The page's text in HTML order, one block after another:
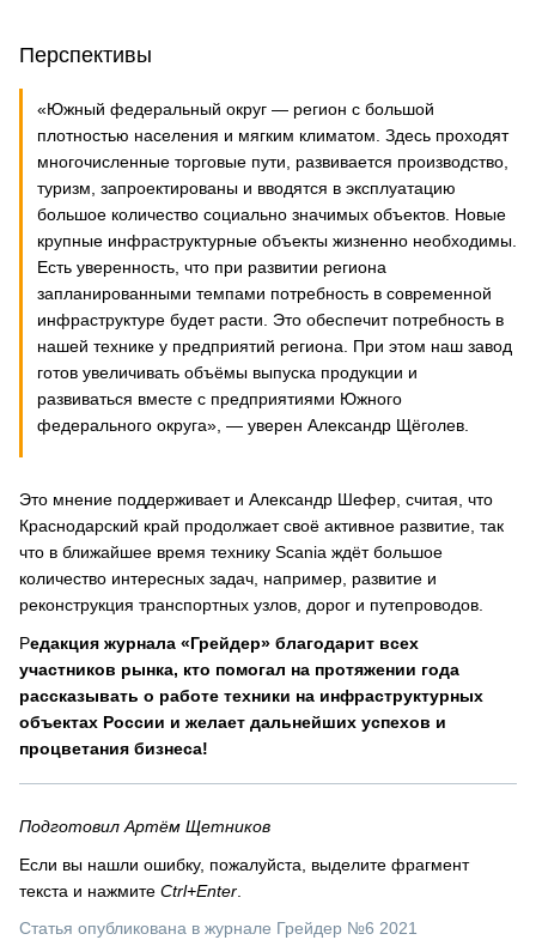
Перспективы
«Южный федеральный округ — регион с большой
плотностью населения и мягким климатом. Здесь проходят
многочисленные торговые пути, развивается производство,
туризм, запроектированы и вводятся в эксплуатацию
большое количество социально значимых объектов. Новые
крупные инфраструктурные объекты жизненно необходимы.
Есть уверенность, что при развитии региона
запланированными темпами потребность в современной
инфраструктуре будет расти. Это обеспечит потребность в
нашей технике у предприятий региона. При этом наш завод
готов увеличивать объёмы выпуска продукции и
развиваться вместе с предприятиями Южного
федерального округа», — уверен Александр Щёголев.
Это мнение поддерживает и Александр Шефер, считая, что
Краснодарский край продолжает своё активное развитие, так
что в ближайшее время технику Scania ждёт большое
количество интересных задач, например, развитие и
реконструкция транспортных узлов, дорог и путепроводов.
Редакция журнала «Грейдер» благодарит всех
участников рынка, кто помогал на протяжении года
рассказывать о работе техники на инфраструктурных
объектах России и желает дальнейших успехов и
процветания бизнеса!
Подготовил Артём Щетников
Если вы нашли ошибку, пожалуйста, выделите фрагмент
текста и нажмите Ctrl+Enter.
Статья опубликована в журнале Грейдер №6 2021